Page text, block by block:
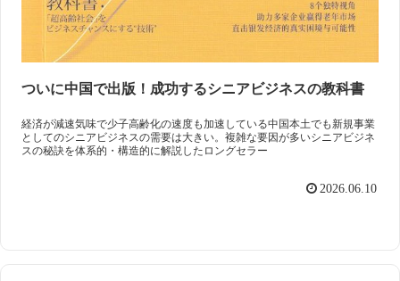
ついに中国で出版！成功するシニアビジネスの教科書
経済が減速気味で少子高齢化の速度も加速している中国本土でも新規事業
としてのシニアビジネスの需要は大きい。複雑な要因が多いシニアビジネ
スの秘訣を体系的・構造的に解説したロングセラー
2026.06.10